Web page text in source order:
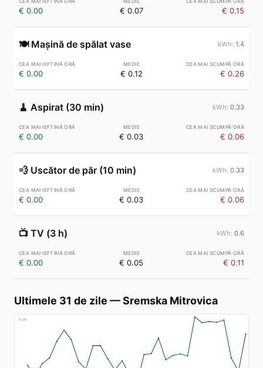
€ 0.00 € 0.07 € 0.15
🍽️ Mașină de spălat vase 1.4
€ 0.00 € 0.12 € 0.26
🧹 Aspirat (30 min) 0.33
€ 0.00 € 0.03 € 0.06
💨 Uscător de păr (10 min) 0.33
€ 0.00 € 0.03 € 0.06
📺 TV (3 h) 0.6
€ 0.00 € 0.05 € 0.11
Ultimele 31 de zile —Sremska Mitrovica
€185